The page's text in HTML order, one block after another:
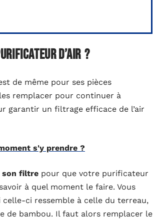
d’air ?
de même pour ses pièces
remplacer pour continuer à
garantir un filtrage efficace de l’air
s'y prendre ?
son filtre pour que votre purificateur
à quel moment le faire. Vous
celle-ci ressemble à celle du terreau,
de bambou. Il faut alors remplacer le